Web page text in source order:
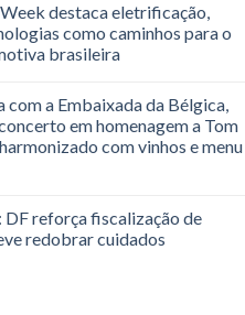
destaca eletrificação,
como caminhos para o
brasileira
com a Embaixada da Bélgica,
em homenagem a Tom
com vinhos e menu
DF reforça fiscalização de
redobrar cuidados